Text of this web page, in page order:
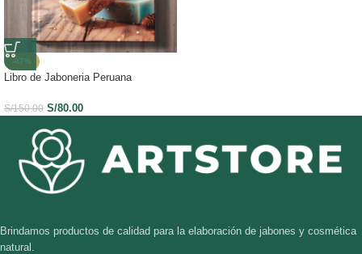
-47%
Libro de Jaboneria Peruana
S/150.00 S/80.00
Brindamos productos de calidad para la elaboración de jabones y cosmética
natural.